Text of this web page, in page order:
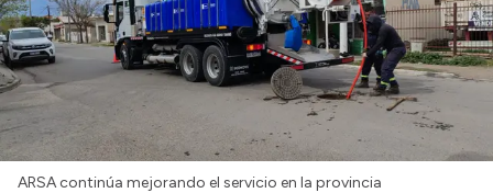
ARSA continúa mejorando el servicio en la provincia